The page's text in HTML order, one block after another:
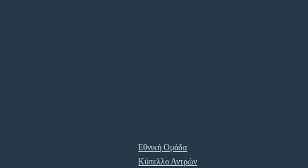
Εθνική Ομάδα
Κύπελλο Αντρών